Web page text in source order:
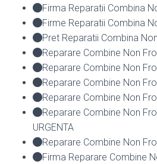
Firma Reparatii Combina
Firme Reparatii Combina
Pret Reparatii Combina
Reparare Combine Non
Reparare Combine Non
Reparare Combine Non
Reparare Combine Non
Reparare Combine Non
URGENTA
Reparare Combine Non
Firma Reparare Combine